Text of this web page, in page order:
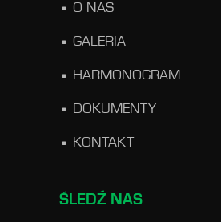
O NAS
GALERIA
HARMONOGRAM
DOKUMENTY
KONTAKT
ŚLEDŹ NAS